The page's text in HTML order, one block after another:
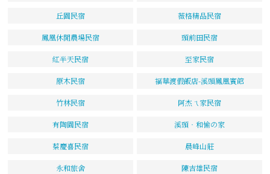
丘園民宿 薇格精品民宿
鳳凰休閒農場民宿 頭前田民宿
紅半天民宿 至家民宿
原木民宿 福華渡假飯店-溪頭鳳凰賓館
竹林民宿 阿杰ㄟ家民宿
有陶園民宿 溪頭‧和愉の家
蔡慶喜民宿 晨峰山莊
永和旅舍 陳吉雄民宿